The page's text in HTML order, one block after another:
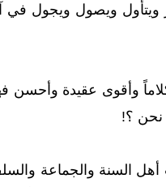
ويتأول ويصول ويجول في
وأقوى عقيدة وأحسن
نحن ؟!
السنة والجماعة